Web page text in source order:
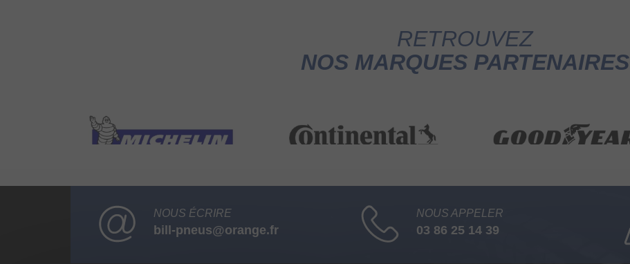
RETROUVEZ
NOS MARQUES PARTENAIRES
NOUS ÉCRIRE
bill-pneus@orange.fr
NOUS APPELER
03 86 25 14 39